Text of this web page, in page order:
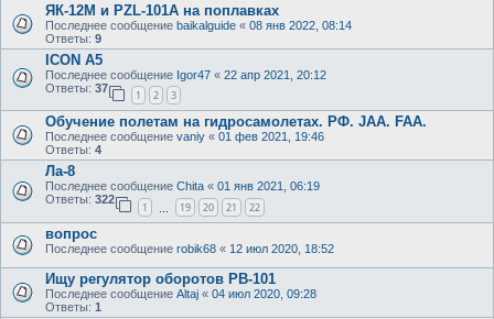
ЯК-12М и PZL-101A на поплавках
Последнее сообщение baikalguide « 08 янв 2022, 08:14
Ответы: 9
ICON A5
Последнее сообщение Igor47 « 22 апр 2021, 20:12
Ответы: 37
1 2 3
Обучение полетам на гидросамолетах. РФ. JAA. FAA.
Последнее сообщение vaniy « 01 фев 2021, 19:46
Ответы: 4
Ла-8
Последнее сообщение Chita « 01 янв 2021, 06:19
Ответы: 322
1 19 20 21 22
вопрос
Последнее сообщение robik68 « 12 июл 2020, 18:52
Ищу регулятор оборотов РВ-101
Последнее сообщение Altaj « 04 июл 2020, 09:28
Ответы: 1